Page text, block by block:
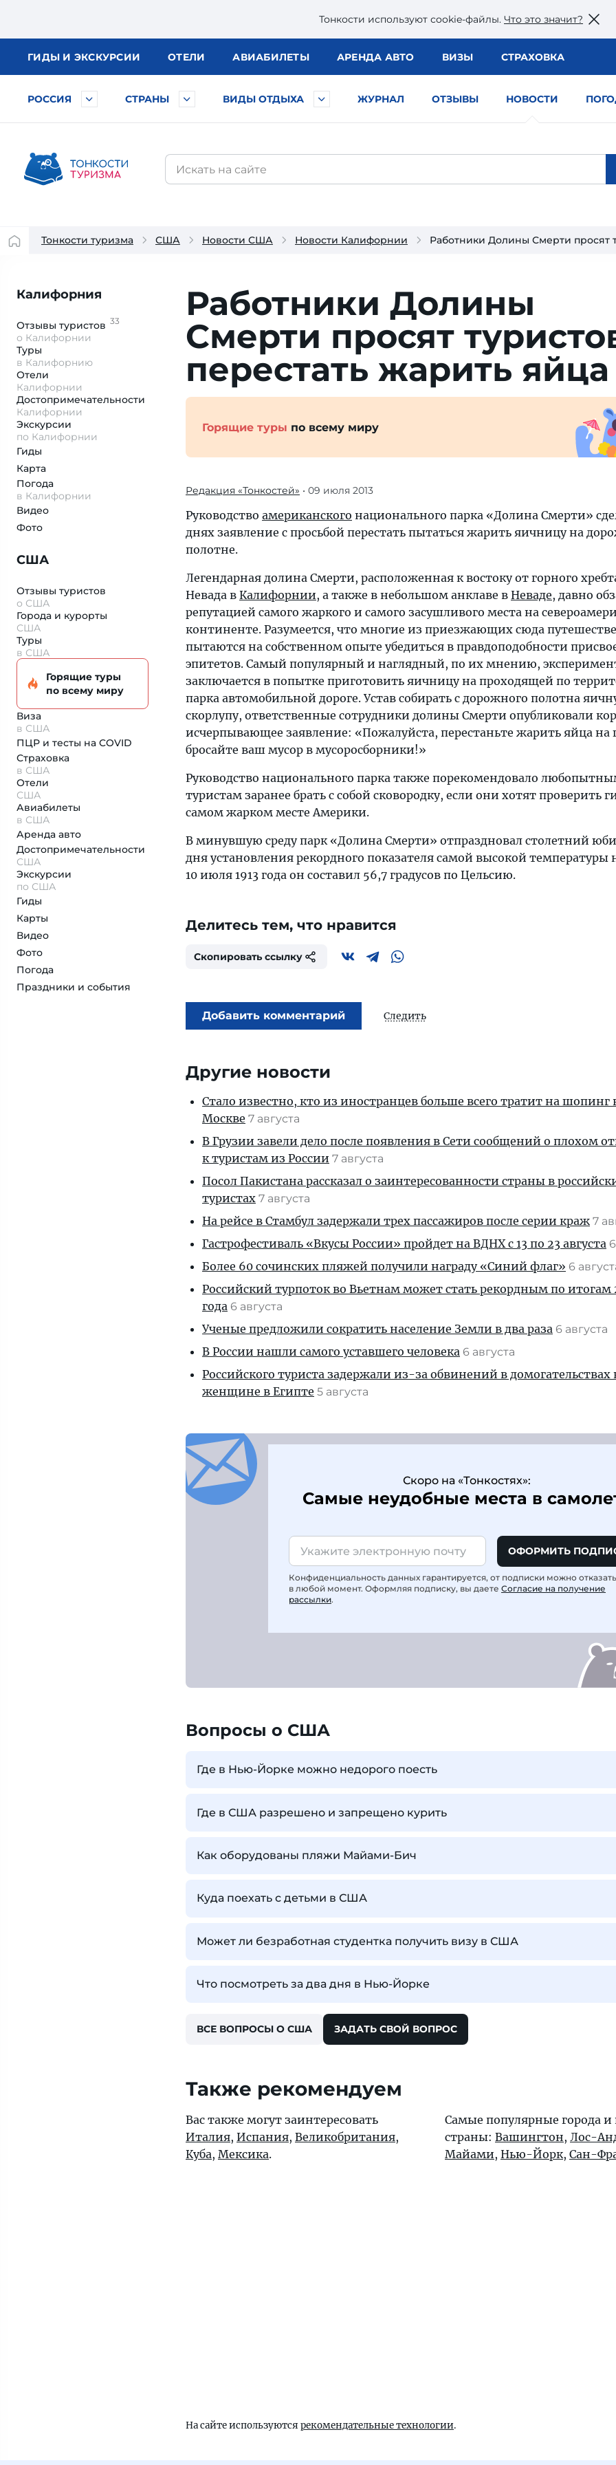
Тонкости используют сookie-файлы. Что это значит?
ГИДЫ И ЭКСКУРСИИ ОТЕЛИ АВИАБИЛЕТЫ АРЕНДА АВТО ВИЗЫ СТРАХОВКА
РОССИЯ СТРАНЫ ВИДЫ ОТДЫХА ЖУРНАЛ ОТЗЫВЫ НОВОСТИ
Тонкости туризма США Новости США Новости Калифорнии Работники Долины Смерти просят
Калифорния
Отзывы туристов 33
о Калифорнии
Туры
в Калифорнию
Отели
Калифорнии
Достопримеча­тельности
Калифорнии
Экскурсии
по Калифорнии
Гиды
Карта
Погода
в Калифорнии
Видео
Фото
США
Отзывы туристов
о США
Города и курорты
США
Туры
в США
Горящие туры
по всему миру
Виза
в США
ПЦР и тесты на COVID
Страховка
в США
Отели
США
Авиабилеты
в США
Аренда авто
Достопримеча­тельности
США
Экскурсии
по США
Гиды
Карты
Видео
Фото
Погода
Праздники и события
Работники Долины
Смерти просят
перестать жарить яйца
Горящие туры по всему миру
Редакция «Тонкостей» • 09 июля 2013
Руководство американского национального парка «Долина Смерти»
днях заявление с просьбой перестать пытаться жарить яичницу на
полотне.
Легендарная долина Смерти, расположенная к востоку от горного
Невада в Калифорнии, а также в небольшом анклаве в Неваде, давно
репутацией самого жаркого и самого засушливого места на
континенте. Разумеется, что многие из приезжающих сюда
пытаются на собственном опыте убедиться в правдоподобности
эпитетов. Самый популярный и наглядный, по их мнению,
заключается в попытке приготовить яичницу на проходящей по
парка автомобильной дороге. Устав собирать с дорожного полотна
скорлупу, ответственные сотрудники долины Смерти опубликовали
исчерпывающее заявление: «Пожалуйста, перестаньте жарить яйца на
бросайте ваш мусор в мусоросборники!»
Руководство национального парка также порекомендовало
туристам заранее брать с собой сковородку, если они хотят проверить
самом жарком месте Америки.
В минувшую среду парк «Долина Смерти» отпраздновал столетний
дня установления рекордного показателя самой высокой температуры
10 июля 1913 года он составил 56,7 градусов по Цельсию.
Делитесь тем, что нравится
Скопировать ссылку
Добавить комментарий Следить
Другие новости
Стало известно, кто из иностранцев больше всего тратит на шопинг
Москве 7 августа
В Грузии завели дело после появления в Сети сообщений о плохом
к туристам из России 7 августа
Посол Пакистана рассказал о заинтересованности страны в
туристах 7 августа
На рейсе в Стамбул задержали трех пассажиров после серии краж 7
Гастрофестиваль «Вкусы России» пройдет на ВДНХ с 13 по 23 августа
Более 60 сочинских пляжей получили награду «Синий флаг» 6
Российский турпоток во Вьетнам может стать рекордным по итогам
года 6 августа
Ученые предложили сократить население Земли в два раза 6 августа
В России нашли самого уставшего человека 6 августа
Российского туриста задержали из-за обвинений в домогательствах
женщине в Египте 5 августа
Скоро на «Тонкостях»:
Самые неудобные места в
ОФОРМИТЬ
Конфиденциальность данных гарантируется, от подписки можно
в любой момент. Оформляя подписку, вы даете Согласие на получение
рассылки.
Вопросы о США
Где в Нью-Йорке можно недорого поесть
Где в США разрешено и запрещено курить
Как оборудованы пляжи Майами-Бич
Куда поехать с детьми в США
Может ли безработная студентка получить визу в США
Что посмотреть за два дня в Нью-Йорке
ВСЕ ВОПРОСЫ О США ЗАДАТЬ СВОЙ ВОПРОС
Также рекомендуем
Вас также могут заинтересовать
Италия, Испания, Великобритания,
Куба, Мексика.
Самые популярные города и
страны: Вашингтон, Лос-
Майами, Нью-Йорк, Сан-
На сайте используются рекомендательные технологии.